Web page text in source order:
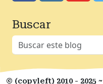
Buscar
© (copyleft) 2010 - 2025 ~